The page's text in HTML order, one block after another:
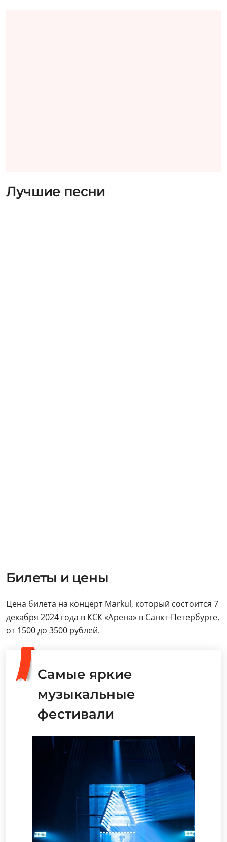
Лучшие песни
Билеты и цены
Цена билета на концерт Markul, который состоится 7
декабря 2024 года в КСК «Арена» в Санкт-Петербурге,
от 1500 до 3500 рублей.
Самые яркие
музыкальные
фестивали